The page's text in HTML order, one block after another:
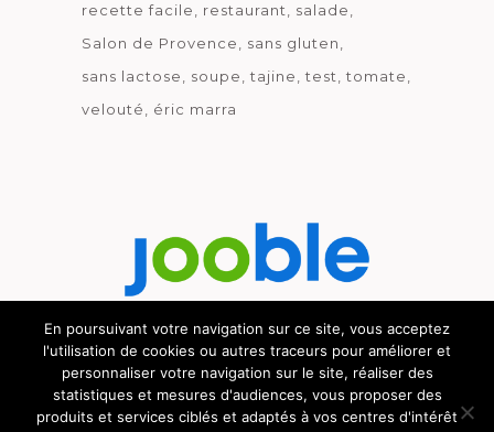
recette facile
restaurant
salade
Salon de Provence
sans gluten
sans lactose
soupe tajine test
tomate
velouté
éric marra
Découvrez le métier de la cuisine.
En poursuivant votre navigation sur ce site, vous acceptez
l'utilisation de cookies ou autres traceurs pour améliorer et
personnaliser votre navigation sur le site, réaliser des
statistiques et mesures d'audiences, vous proposer des
produits et services ciblés et adaptés à vos centres d'intérêt